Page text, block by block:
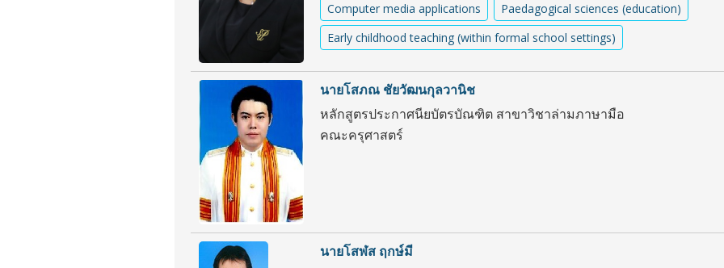
Computer media applications
Paedagogical sciences (education)
Early childhood teaching (within formal school settings)
นายโสภณ ชัยวัฒนกุลวานิช
หลักสูตรประกาศนียบัตรบัณฑิต สาขาวิชาล่ามภาษามือ
คณะครุศาสตร์
นายโสฬส ฤกษ์มี